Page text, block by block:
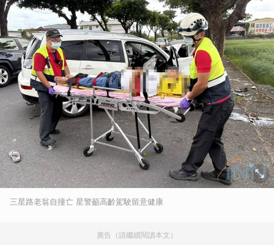
三星路老翁自撞亡 星警籲高齡駕駛留意健康
廣告（請繼續閱讀本文）